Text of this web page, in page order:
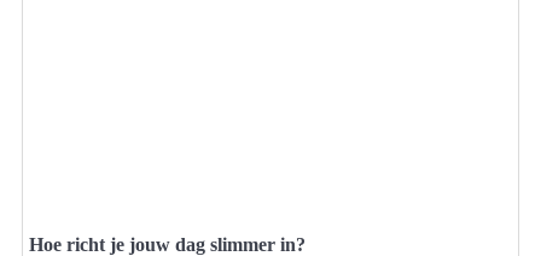
Hoe richt je jouw dag slimmer in?